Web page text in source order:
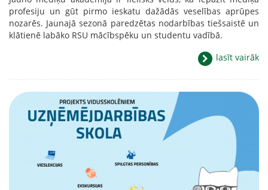
profesiju un gūt pirmo ieskatu dažādās veselības aprūpes
nozarēs. Jaunajā sezonā paredzētas nodarbības tiešsaistē un
klātienē labāko RSU mācībspēku un studentu vadībā.
lasīt vairāk